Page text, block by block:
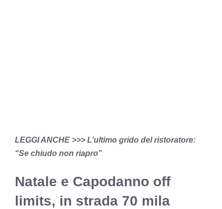
LEGGI ANCHE >>> L’ultimo grido del ristoratore:
“Se chiudo non riapro”
Natale e Capodanno off
limits, in strada 70 mila